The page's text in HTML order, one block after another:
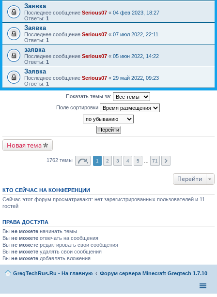
Заявка
Последнее сообщение Serious07 « 04 фев 2023, 18:27
Ответы: 1
Заявка
Последнее сообщение Serious07 « 07 июл 2022, 22:11
Ответы: 1
заявка
Последнее сообщение Serious07 « 05 июн 2022, 14:22
Ответы: 1
Заявка
Последнее сообщение Serious07 « 29 май 2022, 09:23
Ответы: 1
Показать темы за:
Поле сортировки
Новая тема
1762 темы 1 2 3 4 5 71
Перейти
КТО СЕЙЧАС НА КОНФЕРЕНЦИИ
Сейчас этот форум просматривают: нет зарегистрированных пользователей и 11
гостей
ПРАВА ДОСТУПА
Вы не можете начинать темы
Вы не можете отвечать на сообщения
Вы не можете редактировать свои сообщения
Вы не можете удалять свои сообщения
Вы не можете добавлять вложения
GregTechRus.Ru - На главную Форум сервера Minecraft Gregtech 1.7.10